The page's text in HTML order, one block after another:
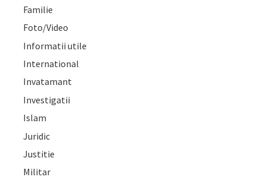
Familie
Foto/Video
Informatii utile
International
Invatamant
Investigatii
Islam
Juridic
Justitie
Militar